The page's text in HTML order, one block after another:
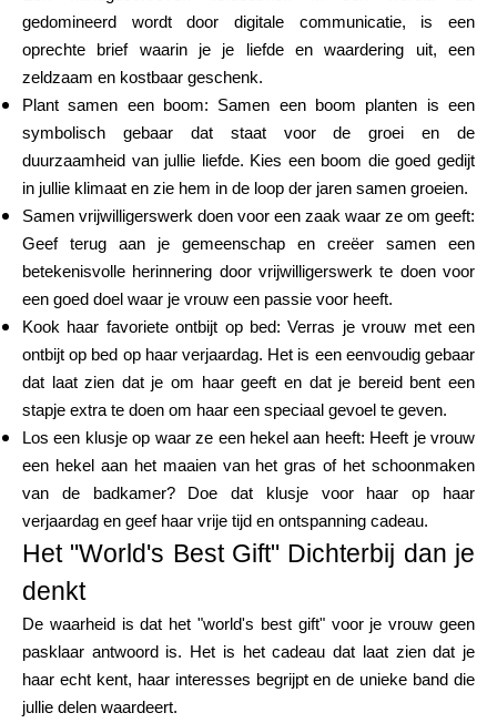
gedomineerd wordt door digitale communicatie, is een
oprechte brief waarin je je liefde en waardering uit, een
zeldzaam en kostbaar geschenk.
Plant samen een boom: Samen een boom planten is een
symbolisch gebaar dat staat voor de groei en de
duurzaamheid van jullie liefde. Kies een boom die goed gedijt
in jullie klimaat en zie hem in de loop der jaren samen groeien.
Samen vrijwilligerswerk doen voor een zaak waar ze om geeft:
Geef terug aan je gemeenschap en creëer samen een
betekenisvolle herinnering door vrijwilligerswerk te doen voor
een goed doel waar je vrouw een passie voor heeft.
Kook haar favoriete ontbijt op bed: Verras je vrouw met een
ontbijt op bed op haar verjaardag. Het is een eenvoudig gebaar
dat laat zien dat je om haar geeft en dat je bereid bent een
stapje extra te doen om haar een speciaal gevoel te geven.
Los een klusje op waar ze een hekel aan heeft: Heeft je vrouw
een hekel aan het maaien van het gras of het schoonmaken
van de badkamer? Doe dat klusje voor haar op haar
verjaardag en geef haar vrije tijd en ontspanning cadeau.
Het "World's Best Gift" Dichterbij dan je
denkt
De waarheid is dat het "world's best gift" voor je vrouw geen
pasklaar antwoord is. Het is het cadeau dat laat zien dat je
haar echt kent, haar interesses begrijpt en de unieke band die
jullie delen waardeert.